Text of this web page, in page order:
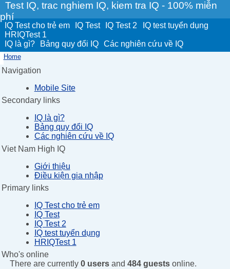
Test IQ, trac nghiem IQ, kiem tra IQ - 100% miễn
phí
IQ Test cho trẻ em IQ Test IQ Test 2
IQ test tuyển dụng
HRIQTest 1
IQ là gì?
Bảng quy đổi IQ Các nghiên cứu về IQ
Home
Navigation
Mobile Site
Secondary links
IQ là gì?
Bảng quy đổi IQ
Các nghiên cứu về IQ
Viet Nam High IQ
Giới thiệu
Điều kiện gia nhập
Primary links
IQ Test cho trẻ em
IQ Test
IQ Test 2
IQ test tuyển dụng
HRIQTest 1
Who's online
There are currently 0 usersand 484 guestsonline.